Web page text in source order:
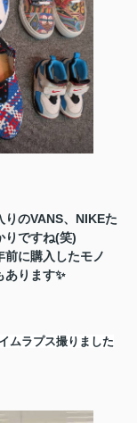
のVANS、NIKEた
りですね(笑)
前に購入したモノ
あります✨
ムラプス撮りました